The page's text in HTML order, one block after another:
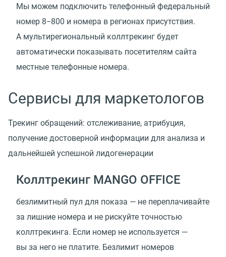
Мы можем подключить телефонный федеральный
номер 8−800 и номера в регионах присутствия.
А мультирегиональный коллтрекинг будет
автоматически показывать посетителям сайта
местные телефонные номера.
Сервисы для маркетологов
Трекинг обращений: отслеживание, атрибуция,
получение достоверной информации для анализа и
дальнейшей успешной лидогенерации
Коллтрекинг MANGO OFFICE
безлимитный пул для показа — не переплачивайте
за лишние номера и не рискуйте точностью
коллтрекинга. Если номер не используется —
вы за него не платите. Безлимит номеров